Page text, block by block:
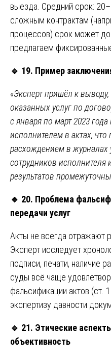
выезда. Средний срок:
сложным контрактам
процессов) срок может
предлагаем
🔹 19. Пример
«Эксперт пришёл к
оказанных услуг по
с января по март 2023
исполнителем в актах, что
расхождением в журналах
сотрудников исполнителя
результатов
🔹 20. Проблема
передачи услуг
Акты не всегда отражают
Эксперт исследует
подписи, печати, наличие
суды всё чаще
фальсификации актов
экспертизу давности
🔹 21. Этические
объективность